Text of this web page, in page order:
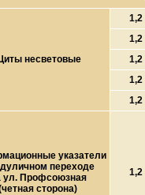
несветовые
1,2
1,2
1,2
1,2
1,2
указатели
переходе
ул. Профсоюзная
сторона)
1,2